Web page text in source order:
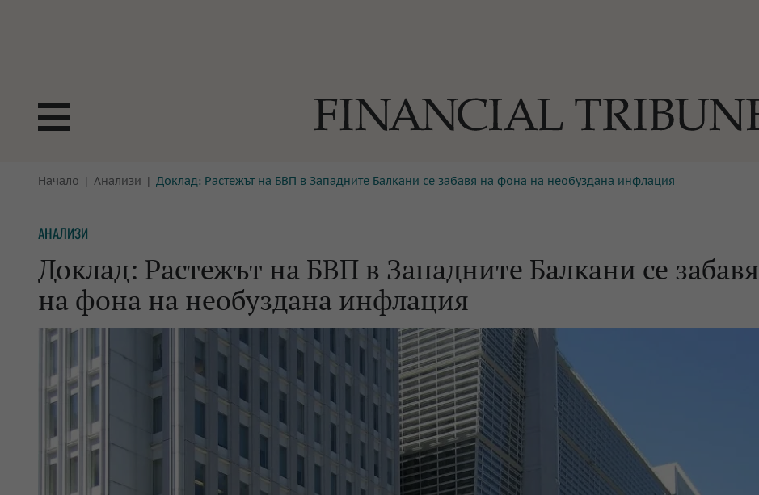
БОРСИ
КРИПТО
БАНКИ
ПАРИТЕ
ЗАСТРАХОВАНЕ
ЕНЕРГЕТИКА
ТЕХНОЛОГИИ
МРЕЖАТА
ИМОТИ
АВТОМОБИЛИ
МУЛТИМЕДИЯ
За нас Реклама
Начало Анализи Доклад: Растежът на БВП в Западните Балкани се забавя на фона на необуздана инфлация
АНАЛИЗИ
Доклад: Растежът на БВП в Западните Балкани се забавя
на фона на необуздана инфлация